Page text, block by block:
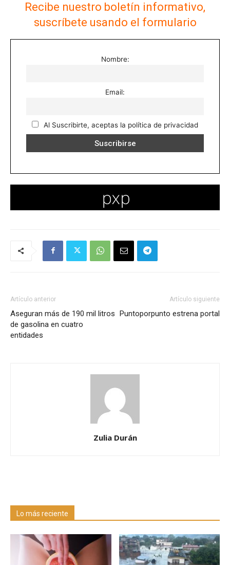
Recibe nuestro boletín informativo,
suscríbete usando el formulario
Nombre:
Email:
Al Suscribirte, aceptas la política de privacidad
Artículo anterior
Aseguran más de 190 mil litros
de gasolina en cuatro
entidades
Artículo siguiente
Puntoporpunto estrena portal
Zulia Durán
Lo más reciente